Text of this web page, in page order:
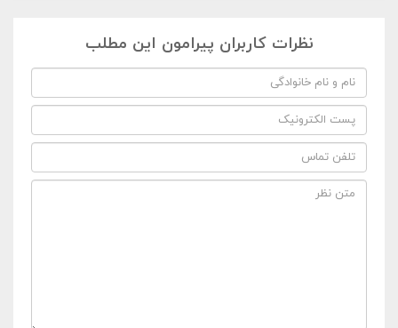
نظرات کاربران پیرامون این مطلب